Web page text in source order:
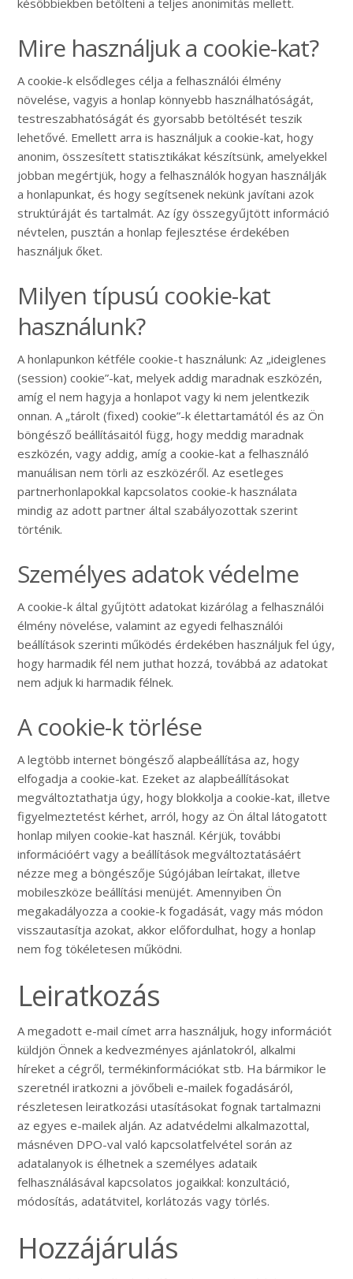
későbbiekben betölteni a teljes anonimitás mellett.
Mire használjuk a cookie-kat?
A cookie-k elsődleges célja a felhasználói élmény
növelése, vagyis a honlap könnyebb használhatóságát,
testreszabhatóságát és gyorsabb betöltését teszik
lehetővé. Emellett arra is használjuk a cookie-kat, hogy
anonim, összesített statisztikákat készítsünk, amelyekkel
jobban megértjük, hogy a felhasználók hogyan használják
a honlapunkat, és hogy segítsenek nekünk javítani azok
struktúráját és tartalmát. Az így összegyűjtött információ
névtelen, pusztán a honlap fejlesztése érdekében
használjuk őket.
Milyen típusú cookie-kat
használunk?
A honlapunkon kétféle cookie-t használunk: Az „ideiglenes
(session) cookie”-kat, melyek addig maradnak eszközén,
amíg el nem hagyja a honlapot vagy ki nem jelentkezik
onnan. A „tárolt (fixed) cookie”-k élettartamától és az Ön
böngésző beállításaitól függ, hogy meddig maradnak
eszközén, vagy addig, amíg a cookie-kat a felhasználó
manuálisan nem törli az eszközéről. Az esetleges
partnerhonlapokkal kapcsolatos cookie-k használata
mindig az adott partner által szabályozottak szerint
történik.
Személyes adatok védelme
A cookie-k által gyűjtött adatokat kizárólag a felhasználói
élmény növelése, valamint az egyedi felhasználói
beállítások szerinti működés érdekében használjuk fel úgy,
hogy harmadik fél nem juthat hozzá, továbbá az adatokat
nem adjuk ki harmadik félnek.
A cookie-k törlése
A legtöbb internet böngésző alapbeállítása az, hogy
elfogadja a cookie-kat. Ezeket az alapbeállításokat
megváltoztathatja úgy, hogy blokkolja a cookie-kat, illetve
figyelmeztetést kérhet, arról, hogy az Ön által látogatott
honlap milyen cookie-kat használ. Kérjük, további
információért vagy a beállítások megváltoztatásáért
nézze meg a böngészője Súgójában leírtakat, illetve
mobileszköze beállítási menüjét. Amennyiben Ön
megakadályozza a cookie-k fogadását, vagy más módon
visszautasítja azokat, akkor előfordulhat, hogy a honlap
nem fog tökéletesen működni.
Leiratkozás
A megadott e-mail címet arra használjuk, hogy információt
küldjön Önnek a kedvezményes ajánlatokról, alkalmi
híreket a cégről, termékinformációkat stb. Ha bármikor le
szeretnél iratkozni a jövőbeli e-mailek fogadásáról,
részletesen leiratkozási utasításokat fognak tartalmazni
az egyes e-mailek alján. Az adatvédelmi alkalmazottal,
másnéven DPO-val való kapcsolatfelvétel során az
adatalanyok is élhetnek a személyes adataik
felhasználásával kapcsolatos jogaikkal: konzultáció,
módosítás, adatátvitel, korlátozás vagy törlés.
Hozzájárulás